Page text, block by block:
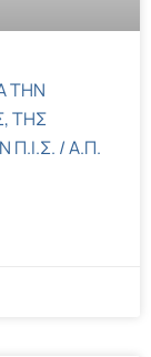
ΤΗΝ
ΤΗΣ
Π.Ι.Σ. / Α.Π.